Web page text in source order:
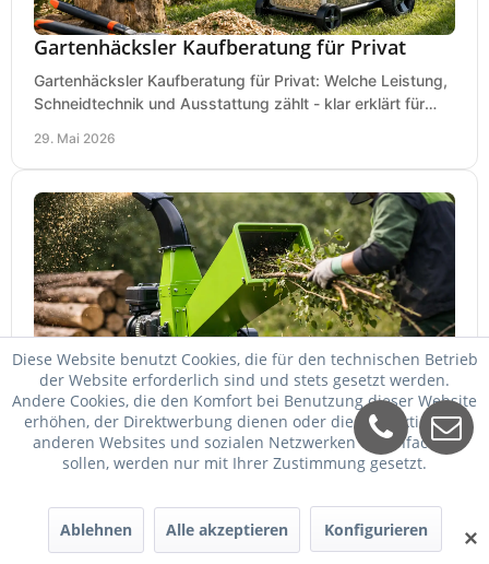
Gartenhäcksler Kaufberatung für Privat
Gartenhäcksler Kaufberatung für Privat: Welche Leistung,
Schneidtechnik und Ausstattung zählt - klar erklärt für
29. Mai 2026
Zipper Häcksler Erfahrungen aus der Praxis
Zipper Häcksler Erfahrungen aus der Praxis: Leistung,
Aststärke, Wartung, Lautstärke und worauf es beim Kauf
✕
Diese Website benutzt Cookies, die für den technischen Betrieb
der Website erforderlich sind und stets gesetzt werden.
Andere Cookies, die den Komfort bei Benutzung dieser Website
erhöhen, der Direktwerbung dienen oder die Interaktion mit
anderen Websites und sozialen Netzwerken vereinfachen
sollen, werden nur mit Ihrer Zustimmung gesetzt.
Ablehnen Alle akzeptieren Konfigurieren